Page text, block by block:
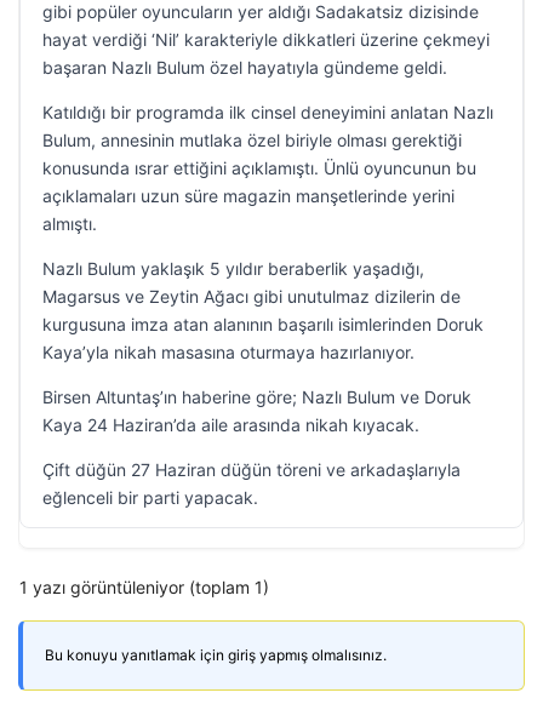
gibi popüler oyuncuların yer aldığı Sadakatsiz dizisinde
hayat verdiği ‘Nil’ karakteriyle dikkatleri üzerine çekmeyi
başaran Nazlı Bulum özel hayatıyla gündeme geldi.
Katıldığı bir programda ilk cinsel deneyimini anlatan Nazlı
Bulum, annesinin mutlaka özel biriyle olması gerektiği
konusunda ısrar ettiğini açıklamıştı. Ünlü oyuncunun bu
açıklamaları uzun süre magazin manşetlerinde yerini
almıştı.
Nazlı Bulum yaklaşık 5 yıldır beraberlik yaşadığı,
Magarsus ve Zeytin Ağacı gibi unutulmaz dizilerin de
kurgusuna imza atan alanının başarılı isimlerinden Doruk
Kaya’yla nikah masasına oturmaya hazırlanıyor.
Birsen Altuntaş’ın haberine göre; Nazlı Bulum ve Doruk
Kaya 24 Haziran’da aile arasında nikah kıyacak.
Çift düğün 27 Haziran düğün töreni ve arkadaşlarıyla
eğlenceli bir parti yapacak.
1 yazı görüntüleniyor (toplam 1)
Bu konuyu yanıtlamak için giriş yapmış olmalısınız.